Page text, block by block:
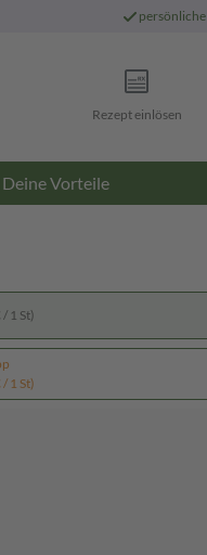
persönliche
Rezept einlösen
Deine Vorteile
1 St)
1 St)